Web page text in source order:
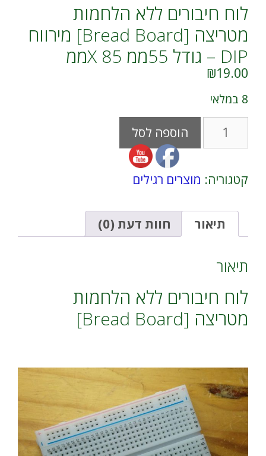
לוח חיבורים ללא הלחמות
מטריצה [Bread Board] מירווח
DIP – גודל 55ממ X 85ממ
₪19.00
8 במלאי
כמות
לוח
ללא
הלחמות
[Bread
Board]
מירווח
-
גודל
X
85ממ
הוספה לסל
t
i
v
קטגוריה: מוצרים רגילים
תיאור חוות דעת (0)
תיאור
לוח חיבורים ללא הלחמות
מטריצה [Bread Board]